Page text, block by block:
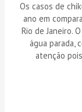
Os casos de
ano em
Rio de Janeiro.
água parada,
atenção